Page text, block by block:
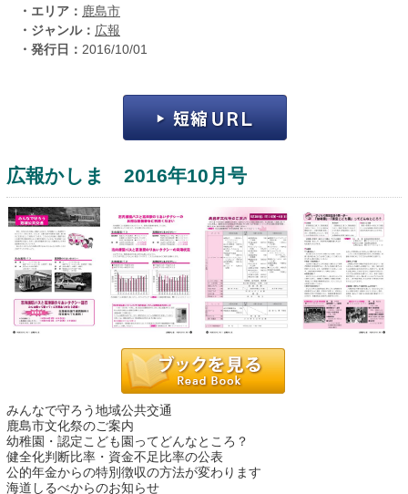
・エリア： 鹿島市
・ジャンル： 広報
・発行日： 2016/10/01
広報かしま 2016年10月号
みんなで守ろう地域公共交通
鹿島市文化祭のご案内
幼稚園・認定こども園ってどんなところ？
健全化判断比率・資金不足比率の公表
公的年金からの特別徴収の方法が変わります
海道しるべからのお知らせ
↓↓ ebooks専用本棚 ↓↓
運営：福博印刷
saga ebooksとは
よくある質問
サイトマップ
お問い合わせ